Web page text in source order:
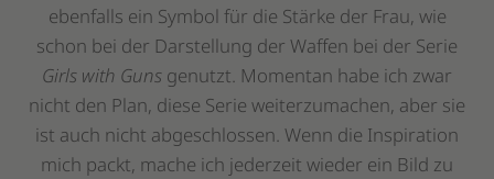
ebenfalls ein Symbol für die Stärke der Frau, wie
schon bei der Darstellung der Waffen bei der Serie
Girls with Guns genutzt. Momentan habe ich zwar
nicht den Plan, diese Serie weiterzumachen, aber sie
ist auch nicht abgeschlossen. Wenn die Inspiration
mich packt, mache ich jederzeit wieder ein Bild zu